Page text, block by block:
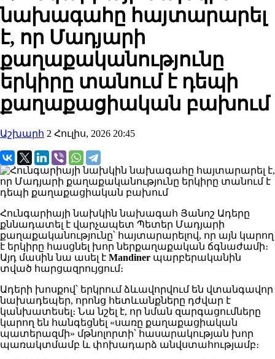
նախագահը հայտարարել
է, որ Մադյարի
քաղաքականությունը
երկիրը տանում է դեպի
քաղաքացիական բախում
Աշխարհ 2 Հուլիս, 2026 20:45
Հունգարիայի նախկին նախագահ Յանոշ Ադերը
քննադատել է վարչապետ Պետեր Մադյարի
քաղաքականությունը՝ հայտարարելով, որ այն կարող
է երկիրը հասցնել խոր ներքաղաքական ճգնաժամի։
Այդ մասին նա ասել է Mandiner պարբերականին
տված հարցազրույցում։
Ադերի խոսքով՝ երկրում ձևավորվում են վտանգավոր
նախադեպեր, որոնց հետևանքները դժվար է
կանխատեսել։ Նա նշել է, որ նման զարգացումները
կարող են հանգեցնել «սառը քաղաքացիական
պատերազմի» մթնոլորտի՝ հասարակության խոր
պառակտմամբ և փոխադարձ անվստահությամբ։